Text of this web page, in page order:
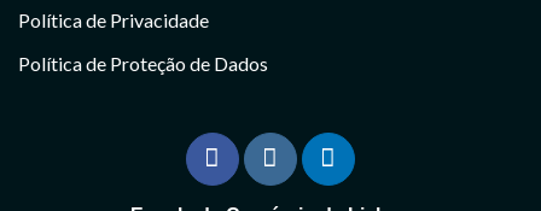
Política de Privacidade
Política de Proteção de Dados